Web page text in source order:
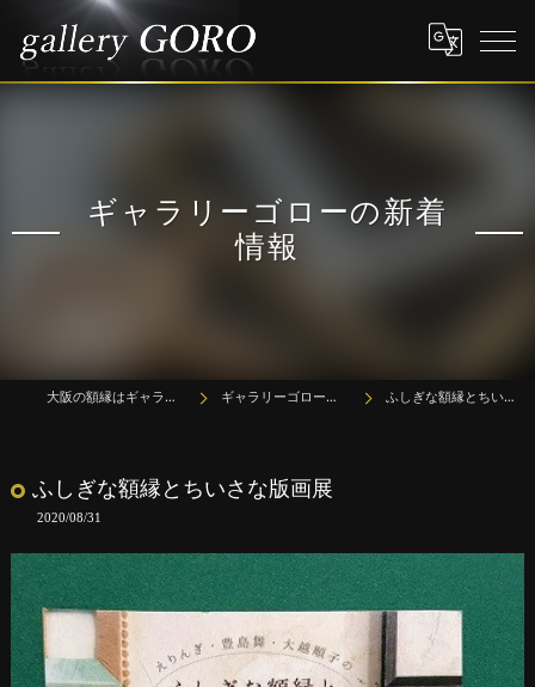
ギャラリーゴローの新着
情報
大阪の額縁はギャラリーゴロー ギャラリーゴローの新着情報 ふしぎな額縁とちいさな版画展
ふしぎな額縁とちいさな版画展
2020/08/31